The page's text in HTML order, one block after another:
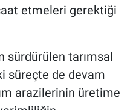
etmeleri gerektiği
sürdürülen tarımsal
süreçte de devam
arazilerinin üretime